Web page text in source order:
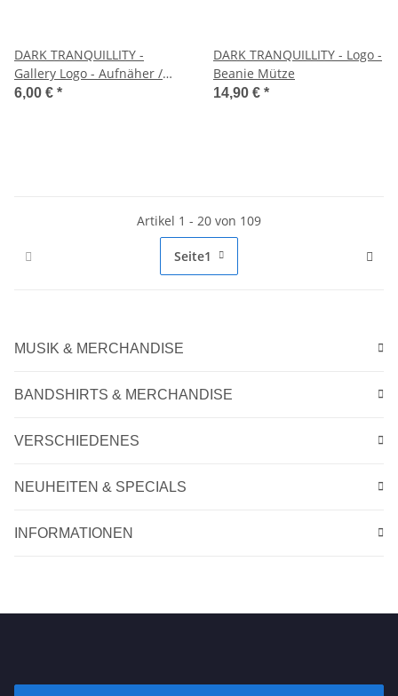
DARK TRANQUILLITY -
Gallery Logo - Aufnäher /
Patch
6,00 € *
DARK TRANQUILLITY - Logo -
Beanie Mütze
14,90 € *
Artikel 1 - 20 von 109
Seite1
MUSIK & MERCHANDISE
BANDSHIRTS & MERCHANDISE
VERSCHIEDENES
NEUHEITEN & SPECIALS
INFORMATIONEN